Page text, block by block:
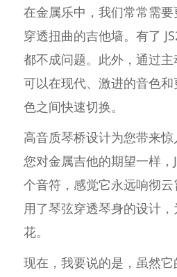
在金属乐中，我们常常需
穿透扭曲的吉他墙。有了
都不成问题。此外，通过
可以在现代、激进的音色
色之间快速切换。
高音质琴桥设计为您带来
您对金属吉他的期望一样，
个音符，感觉它永远响彻云
用了琴弦穿透琴身的设计
花。
现在，我要说的是，虽然它